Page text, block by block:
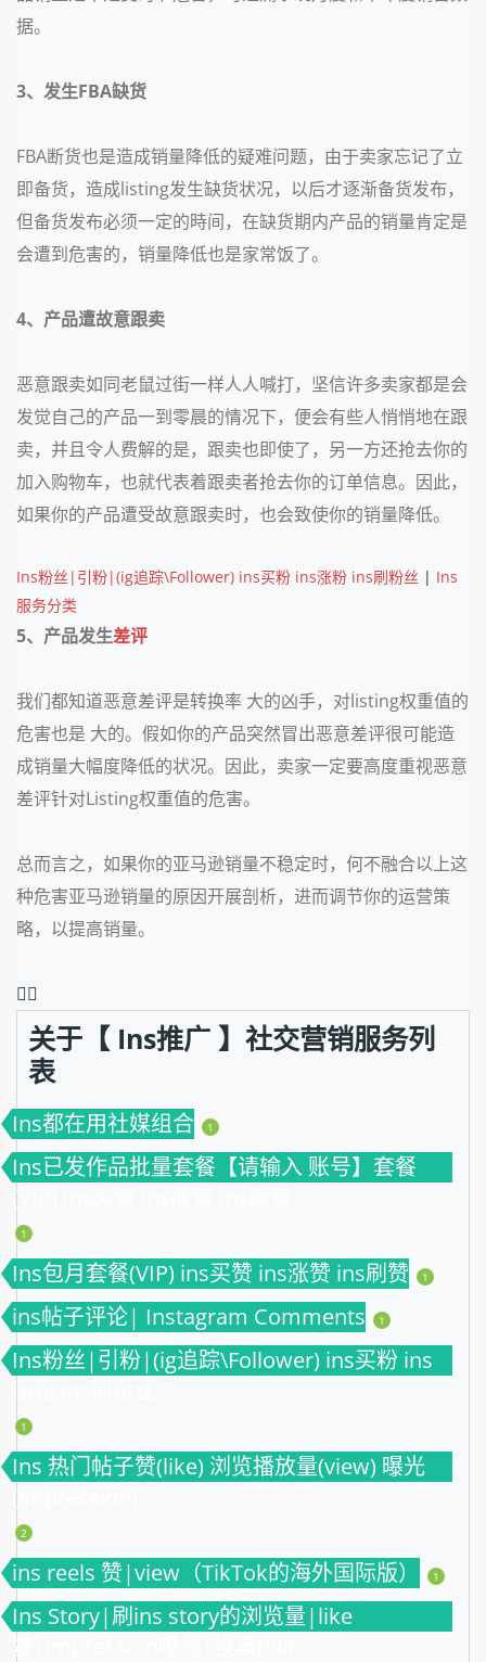
据。
3、 发生FBA缺货
FBA断货也是造成销量降低的疑难问题，由于卖家忘记了立
即备货，造成listing发生缺货状况，以后才逐渐备货发布，
但备货发布必须一定的時间，在缺货期内产品的销量肯定是
会遭到危害的，销量降低也是家常饭了。
4、产品遭故意跟卖
恶意跟卖如同老鼠过街一样人人喊打，坚信许多卖家都是会
发觉自己的产品一到零晨的情况下，便会有些人悄悄地在跟
卖，并且令人费解的是，跟卖也即使了，另一方还抢去你的
加入购物车，也就代表着跟卖者抢去你的订单信息。因此，
如果你的产品遭受故意跟卖时，也会致使你的销量降低。
Ins粉丝|引粉|(ig追踪\Follower) ins买粉 ins涨粉 ins刷粉丝 | Ins
服务分类
5、产品发生差评
我们都知道恶意差评是转换率 大的凶手，对listing权重值的
危害也是 大的。假如你的产品突然冒出恶意差评很可能造
成销量大幅度降低的状况。因此，卖家一定要高度重视恶意
差评针对Listing权重值的危害。
总而言之，如果你的亚马逊销量不稳定时，何不融合以上这
种危害亚马逊销量的原因开展剖析，进而调节你的运营策
略，以提高销量。
❤️‍🔥
关于【 Ins推广 】社交营销服务列
表
Ins都在用社媒组合 1
Ins已发作品批量套餐【请输入 账号】套餐
(VIP) ins买赞 ins涨赞 ins刷赞
1
Ins包月套餐(VIP) ins买赞 ins涨赞 ins刷赞 1
ins帖子评论| Instagram Comments 1
Ins粉丝|引粉|(ig追踪\Follower) ins买粉 ins
涨粉 ins刷粉丝
1
Ins 热门帖子赞(like) 浏览播放量(view) 曝光
(impression)
2
ins reels 赞|view（TikTok的海外国际版） 1
Ins Story|刷ins story的浏览量|like
赞|impression曝光|投票Poll